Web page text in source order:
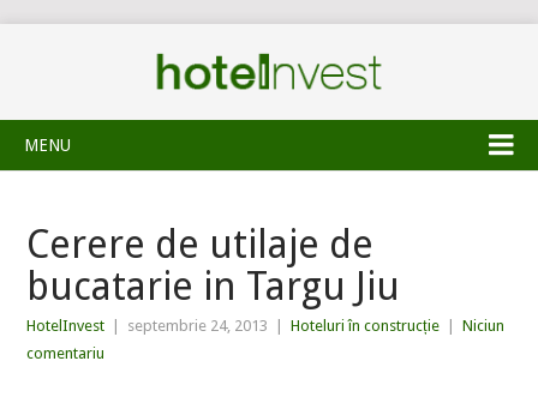
MENU
Cerere de utilaje de
bucatarie in Targu Jiu
HotelInvest septembrie 24, 2013 Hoteluri în construcție
Niciun
comentariu